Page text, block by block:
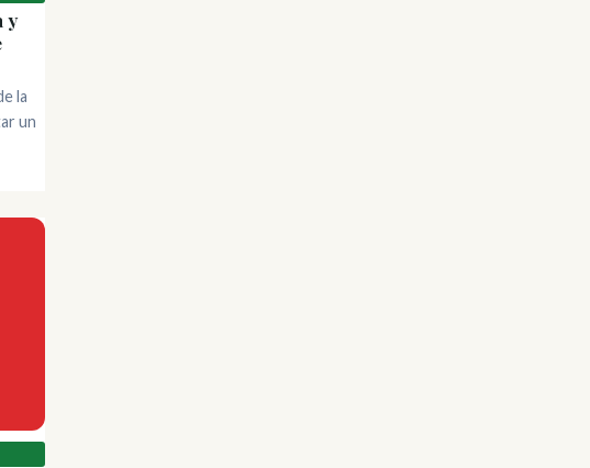
y
la
un